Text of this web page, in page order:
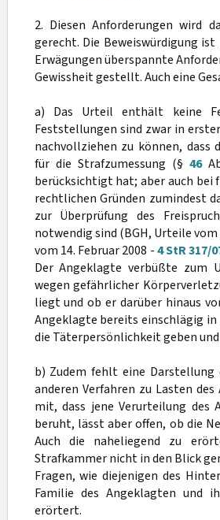
2. Diesen Anforderungen wird
gerecht. Die Beweiswürdigung
Erwägungen überspannte
Gewissheit gestellt. Auch eine
a) Das Urteil enthält keine
Feststellungen sind zwar in
nachvollziehen zu können,
für die Strafzumessung (§46
berücksichtigt hat; aber auch
rechtlichen Gründen zumindest
zur Überprüfung des
notwendig sind (BGH, Urteile
vom 14. Februar 2008 -4 StR 317/
Der Angeklagte verbüßte zum
wegen gefährlicher
liegt und ob er darüber hinaus
Angeklagte bereits einschlägig
die Täterpersönlichkeit geben
b) Zudem fehlt eine Darstellung
anderen Verfahren zu Lasten
mit, dass jene Verurteilung des
beruht, lässt aber offen, ob die
Auch die naheliegend zu
Strafkammer nicht in den Blick
Fragen, wie diejenigen des
Familie des Angeklagten und
erörtert.